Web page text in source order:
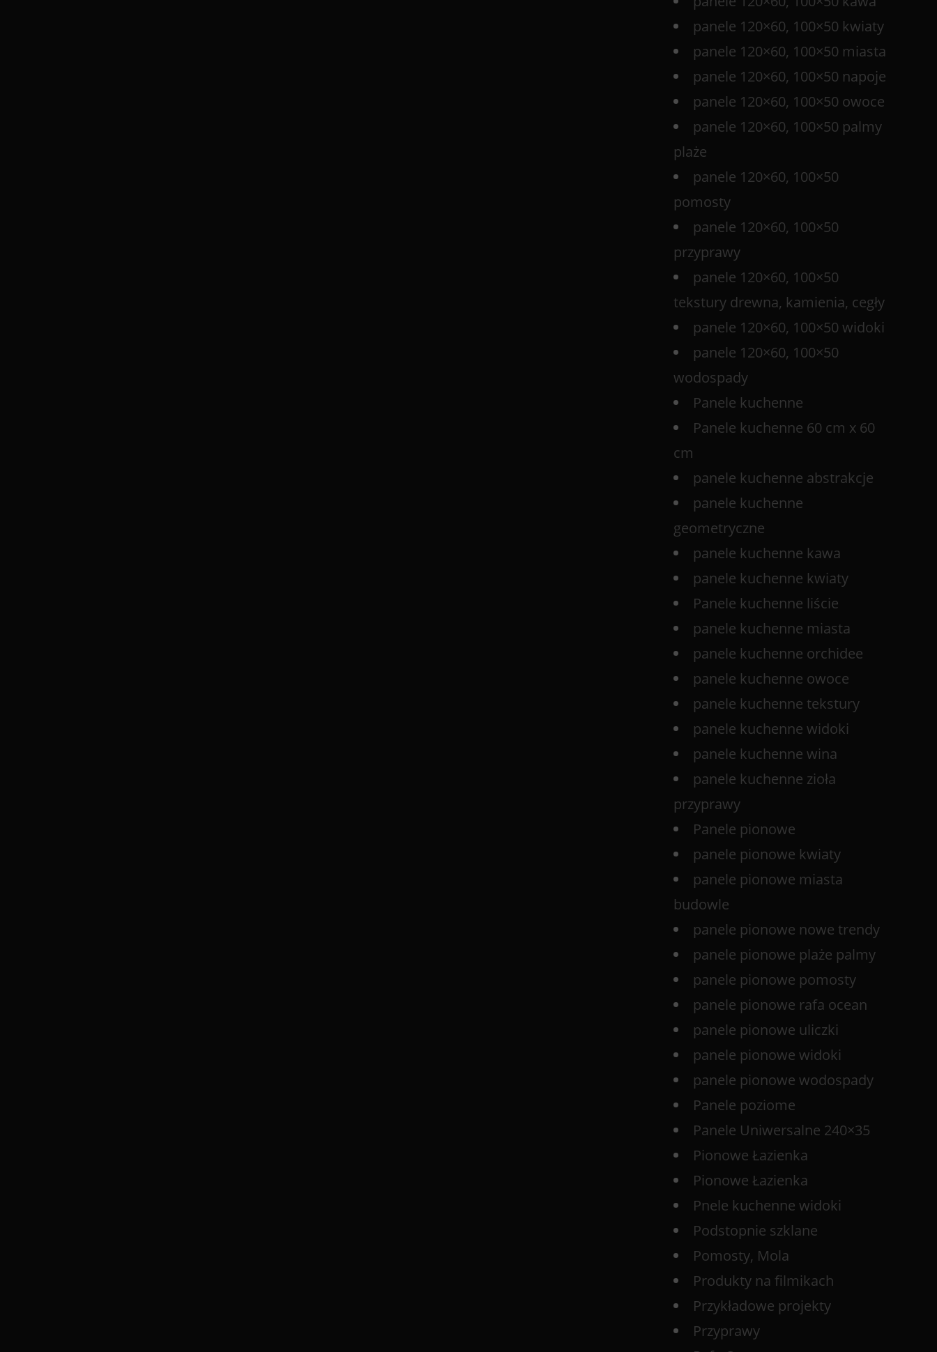
panele 120×60, 100×50 kwiaty
panele 120×60, 100×50 miasta
panele 120×60, 100×50 napoje
panele 120×60, 100×50 owoce
panele 120×60, 100×50 palmy
plaże
panele 120×60, 100×50
pomosty
panele 120×60, 100×50
przyprawy
panele 120×60, 100×50
tekstury drewna, kamienia, cegły
panele 120×60, 100×50 widoki
panele 120×60, 100×50
wodospady
Panele kuchenne
Panele kuchenne 60 cm x 60
cm
panele kuchenne abstrakcje
panele kuchenne
geometryczne
panele kuchenne kawa
panele kuchenne kwiaty
Panele kuchenne liście
panele kuchenne miasta
panele kuchenne orchidee
panele kuchenne owoce
panele kuchenne tekstury
panele kuchenne widoki
panele kuchenne wina
panele kuchenne zioła
przyprawy
Panele pionowe
panele pionowe kwiaty
panele pionowe miasta
budowle
panele pionowe nowe trendy
panele pionowe plaże palmy
panele pionowe pomosty
panele pionowe rafa ocean
panele pionowe uliczki
panele pionowe widoki
panele pionowe wodospady
Panele poziome
Panele Uniwersalne 240×35
Pionowe Łazienka
Pionowe Łazienka
Pnele kuchenne widoki
Podstopnie szklane
Pomosty, Mola
Produkty na filmikach
Przykładowe projekty
Przyprawy